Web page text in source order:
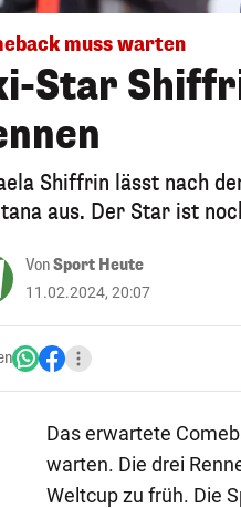
muss warten
Star
Shiffrin lässt nach
aus. Der Star ist
VonSport Heute
11.02.2024, 20:07
Das erwartete
warten. Die drei
Weltcup zu früh. Die